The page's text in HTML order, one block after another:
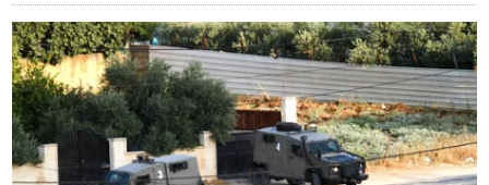
обратно в Эритрею - и призывают подвергать
депортации всех участников посольских
«фестивалей Эритреи».